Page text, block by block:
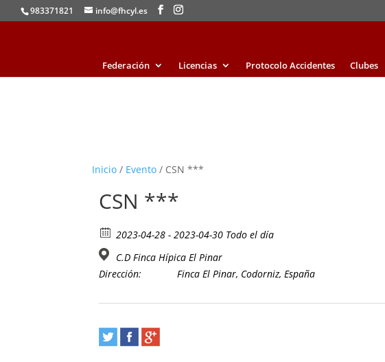
983371821 info@fhcyl.es
Federación Licencias Protocolo Accidentes Clubes
Inicio / Evento / CSN ***
CSN ***
2023-04-28 - 2023-04-30 Todo el día
C.D Finca Hípica El Pinar
Dirección:
Finca El Pinar, Codorniz, España